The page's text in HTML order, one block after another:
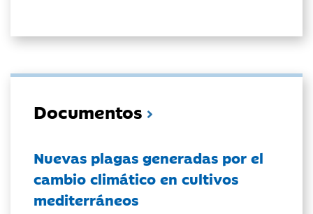
Documentos
Nuevas plagas generadas por el
cambio climático en cultivos
mediterráneos